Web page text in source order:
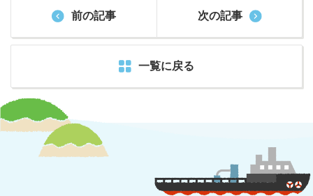
前の記事
一覧に戻る
次の記事